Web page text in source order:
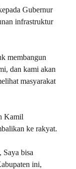
Gubernur
infrastruktur
membangun
dan kami akan
masyarakat
Kamil
ke rakyat.
Saya bisa
ini,